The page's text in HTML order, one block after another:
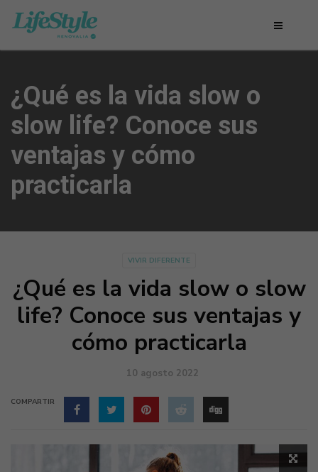
¿Qué es la vida slow o
slow life? Conoce sus
ventajas y cómo
practicarla
VIVIR DIFERENTE
¿Qué es la vida slow o slow
life? Conoce sus ventajas y
cómo practicarla
10 agosto 2022
COMPARTIR